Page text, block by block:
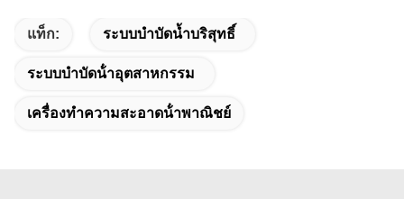
แท็ก: ระบบบำบัดน้ำบริสุทธิ์
ระบบบําบัดน้ําอุตสาหกรรม
เครื่องทําความสะอาดน้ําพาณิชย์